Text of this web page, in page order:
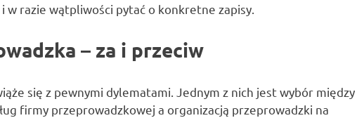
w razie wątpliwości pytać o konkretne zapisy.
– za i przeciw
się z pewnymi dylematami. Jednym z nich jest wybór między
firmy przeprowadzkowej a organizacją przeprowadzki na